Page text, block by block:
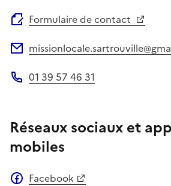
Formulaire de contact
01 39 57 46 31
Réseaux sociaux et
mobiles
Facebook